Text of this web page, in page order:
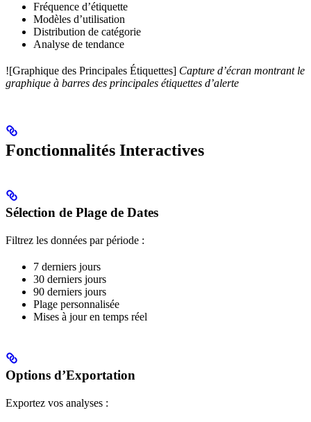
Fréquence d’étiquette
Modèles d’utilisation
Distribution de catégorie
Analyse de tendance
![Graphique des Principales Étiquettes] Capture d’écran montrant le
graphique à barres des principales étiquettes d’alerte
Fonctionnalités Interactives
Sélection de Plage de Dates
Filtrez les données par période :
7 derniers jours
30 derniers jours
90 derniers jours
Plage personnalisée
Mises à jour en temps réel
Options d’Exportation
Exportez vos analyses :